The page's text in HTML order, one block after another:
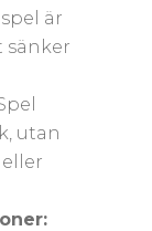
är
sänker
utan